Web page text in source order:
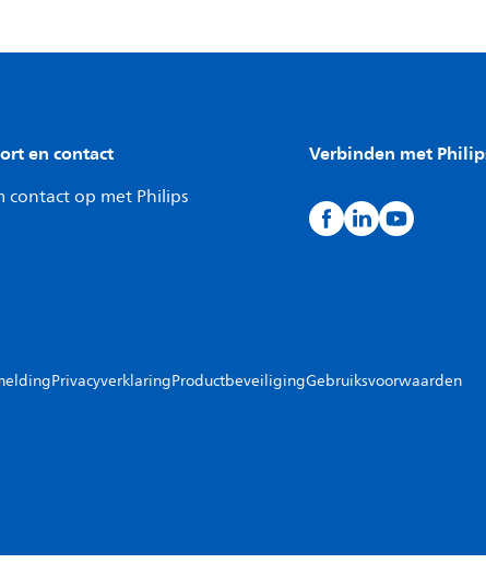
en contact
contact op met Philips
Verbinden met
PrivacyverklaringProductbeveiligingGebruiksvoorwaarden